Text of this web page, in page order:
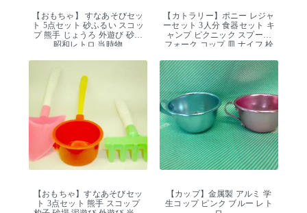
【おもちゃ】 すなあそびセッ
ト 5点セット 砂ふるい スコッ
プ 熊手 じょうろ 外遊び 砂場
昭和レトロ 当時物
【カトラリー】ポニー レジャ
ーセット 3人分 食器セット キ
ャンプ ピクニック スプーン
フォーク コップ 皿 ナイフ 栓
【おもちゃ】すなあそびセッ
ト 3点セット 熊手 スコップ
【カップ】金属製 アルミ 学
生コップ ピンク ブルー レト